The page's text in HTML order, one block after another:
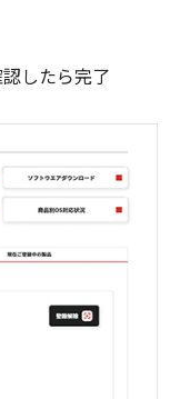
したら完了